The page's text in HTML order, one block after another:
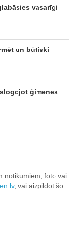
vasarīgi
un būtiski
ģimenes
notikumiem, foto vai
, vai aizpildot šo